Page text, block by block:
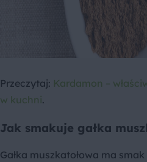
Przeczytaj: Kardamon –
w kuchni.
Jak smakuje gałka
Gałka muszkatołowa ma